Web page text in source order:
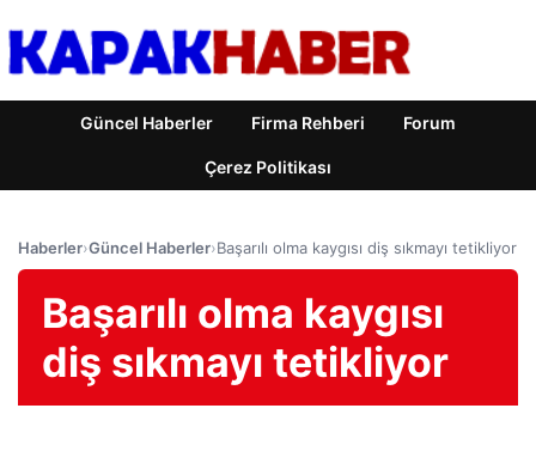
Güncel Haberler Firma Rehberi Forum
Çerez Politikası
Haberler›Güncel Haberler›Başarılı olma kaygısı diş sıkmayı tetikliyor
Başarılı olma kaygısı
diş sıkmayı tetikliyor